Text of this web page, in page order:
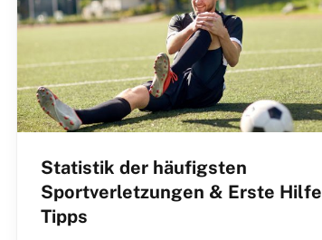
Statistik der häufigsten
Sportverletzungen & Erste Hilfe
Tipps